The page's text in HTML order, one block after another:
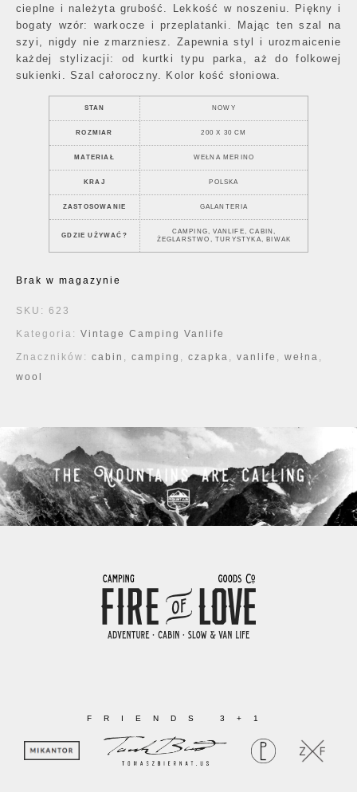
cieplne i należyta grubość. Lekkość w noszeniu. Piękny i
bogaty wzór: warkocze i przeplatanki. Mając ten szal na
szyi, nigdy nie zmarzniesz. Zapewnia styl i urozmaicenie
każdej stylizacji: od kurtki typu parka, aż do folkowej
sukienki. Szal całoroczny. Kolor kość słoniowa.
STAN NOWY
ROZMIAR 200 X 30 CM
MATERIAŁ WEŁNA MERINO
KRAJ POLSKA
ZASTOSOWANIE GALANTERIA
GDZIE UŻYWAĆ?
CAMPING, VANLIFE, CABIN,
ŻEGLARSTWO, TURYSTYKA, BIWAK
Brak w magazynie
SKU: 623
Kategoria: Vintage Camping Vanlife
Znaczników: cabin , camping , czapka , vanlife , wełna ,
wool
FRIENDS 3+1